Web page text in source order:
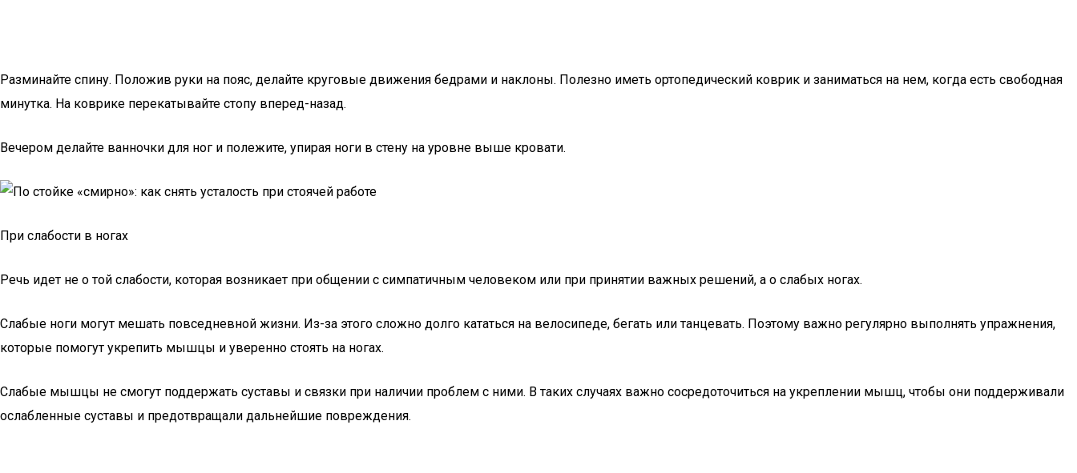
Разминайте спину. Положив руки на пояс, делайте круговые движения бедрами и наклоны. Полезно иметь ортопедический коврик и заниматься на нем, когда есть свободная
минутка. На коврике перекатывайте стопу вперед-назад.
Вечером делайте ванночки для ног и полежите, упирая ноги в стену на уровне выше кровати.
При слабости в ногах
Речь идет не о той слабости, которая возникает при общении с симпатичным человеком или при принятии важных решений, а о слабых ногах.
Слабые ноги могут мешать повседневной жизни. Из-за этого сложно долго кататься на велосипеде, бегать или танцевать. Поэтому важно регулярно выполнять упражнения,
которые помогут укрепить мышцы и уверенно стоять на ногах.
Слабые мышцы не смогут поддержать суставы и связки при наличии проблем с ними. В таких случаях важно сосредоточиться на укреплении мышц, чтобы они поддерживали
ослабленные суставы и предотвращали дальнейшие повреждения.